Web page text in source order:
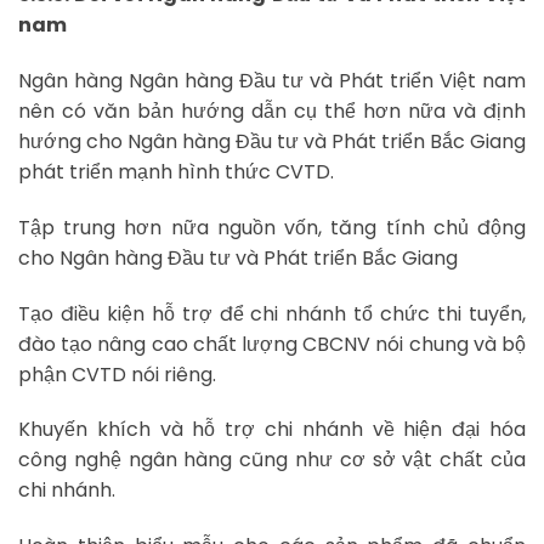
nam
Ngân hàng Ngân hàng Đầu tư và Phát triển Việt nam
nên có văn bản hướng dẫn cụ thể hơn nữa và định
hướng cho Ngân hàng Đầu tư và Phát triển Bắc Giang
phát triển mạnh hình thức CVTD.
Tập trung hơn nữa nguồn vốn, tăng tính chủ động
cho Ngân hàng Đầu tư và Phát triển Bắc Giang
Tạo điều kiện hỗ trợ để chi nhánh tổ chức thi tuyển,
đào tạo nâng cao chất lượng CBCNV nói chung và bộ
phận CVTD nói riêng.
Khuyến khích và hỗ trợ chi nhánh về hiện đại hóa
công nghệ ngân hàng cũng như cơ sở vật chất của
chi nhánh.